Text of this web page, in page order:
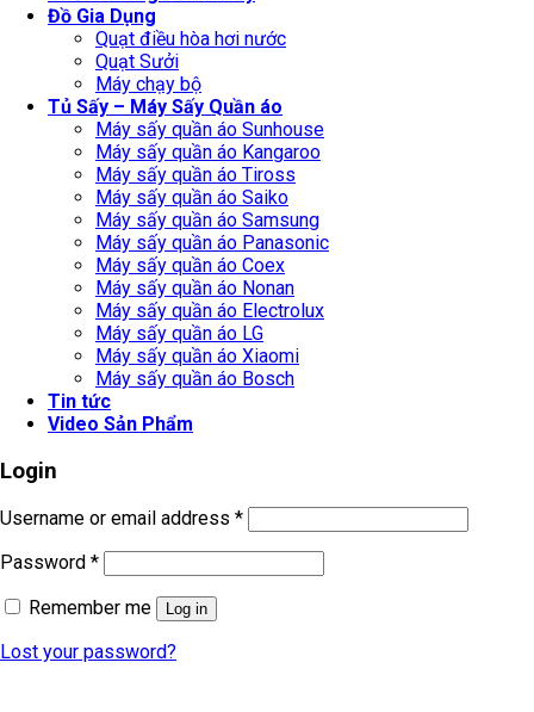
Đồ Gia Dụng
Quạt điều hòa hơi nước
Quạt Sưởi
Máy chạy bộ
Tủ Sấy – Máy Sấy Quần áo
Máy sấy quần áo Sunhouse
Máy sấy quần áo Kangaroo
Máy sấy quần áo Tiross
Máy sấy quần áo Saiko
Máy sấy quần áo Samsung
Máy sấy quần áo Panasonic
Máy sấy quần áo Coex
Máy sấy quần áo Nonan
Máy sấy quần áo Electrolux
Máy sấy quần áo LG
Máy sấy quần áo Xiaomi
Máy sấy quần áo Bosch
Tin tức
Video Sản Phẩm
Login
Username or email address *
Password *
Remember me
Log in
Lost your password?